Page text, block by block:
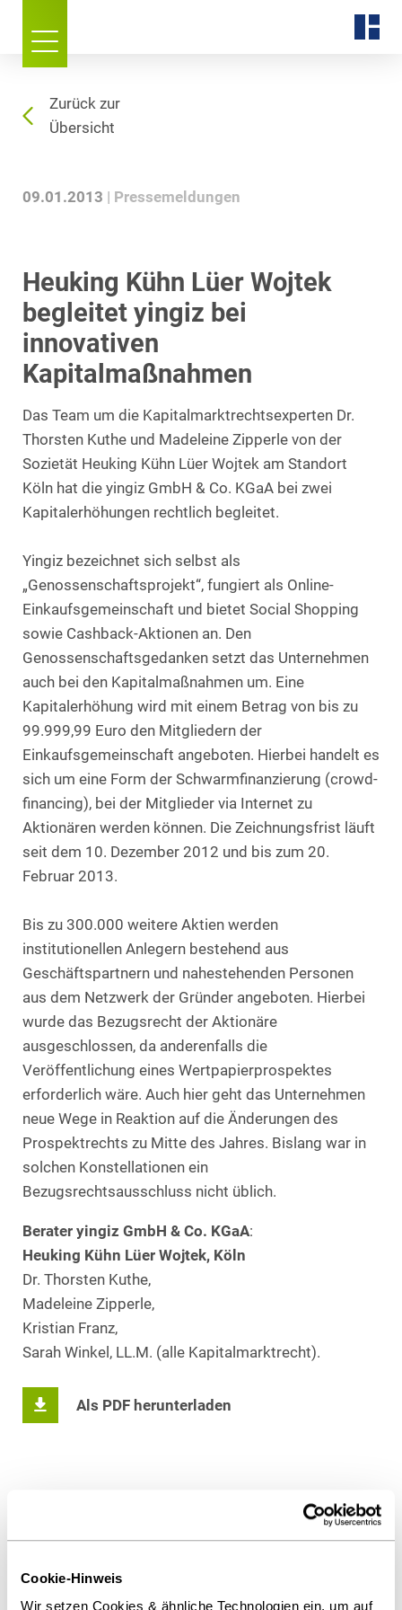
Cookie-Hinweis
Wir setzen Cookies & ähnliche Technologien ein, um auf
Zurück zur
Übersicht
09.01.2013 Pressemeldungen
Heuking Kühn Lüer Wojtek
begleitet yingiz bei
innovativen
Kapitalmaßnahmen
Das Team um die Kapitalmarktrechtsexperten Dr.
Thorsten Kuthe und Madeleine Zipperle von der
Sozietät Heuking Kühn Lüer Wojtek am Standort
Köln hat die yingiz GmbH & Co. KGaA bei zwei
Kapitalerhöhungen rechtlich begleitet.
Yingiz bezeichnet sich selbst als
„Genossenschaftsprojekt“, fungiert als Online-
Einkaufsgemeinschaft und bietet Social Shopping
sowie Cashback-Aktionen an. Den
Genossenschaftsgedanken setzt das Unternehmen
auch bei den Kapitalmaßnahmen um. Eine
Kapitalerhöhung wird mit einem Betrag von bis zu
99.999,99 Euro den Mitgliedern der
Einkaufsgemeinschaft angeboten. Hierbei handelt es
sich um eine Form der Schwarmfinanzierung (crowd-
financing), bei der Mitglieder via Internet zu
Aktionären werden können. Die Zeichnungsfrist läuft
seit dem 10. Dezember 2012 und bis zum 20.
Februar 2013.
Bis zu 300.000 weitere Aktien werden
institutionellen Anlegern bestehend aus
Geschäftspartnern und nahestehenden Personen
aus dem Netzwerk der Gründer angeboten. Hierbei
wurde das Bezugsrecht der Aktionäre
ausgeschlossen, da anderenfalls die
Veröffentlichung eines Wertpapierprospektes
erforderlich wäre. Auch hier geht das Unternehmen
neue Wege in Reaktion auf die Änderungen des
Prospektrechts zu Mitte des Jahres. Bislang war in
solchen Konstellationen ein
Bezugsrechtsausschluss nicht üblich.
Berater yingiz GmbH & Co. KGaA:
Heuking Kühn Lüer Wojtek, Köln
Dr. Thorsten Kuthe,
Madeleine Zipperle,
Kristian Franz,
Sarah Winkel, LL.M. (alle Kapitalmarktrecht).
Als PDF herunterladen